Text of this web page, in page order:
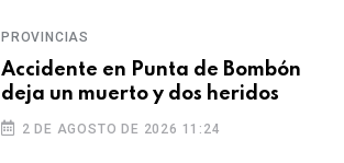
PROVINCIAS
Accidente en Punta de Bombón
deja un muerto y dos heridos
2 DE AGOSTO DE 2026 11:24